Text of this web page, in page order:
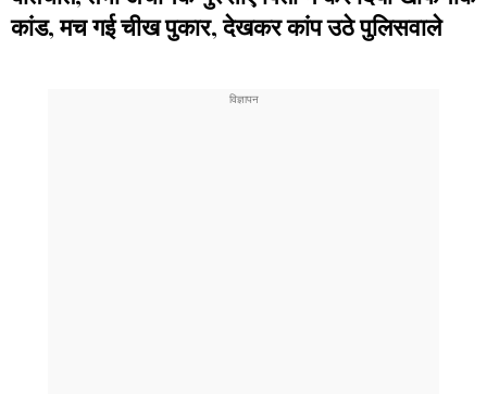
कांड, मच गई चीख पुकार, देखकर कांप उठे पुलिसवाले